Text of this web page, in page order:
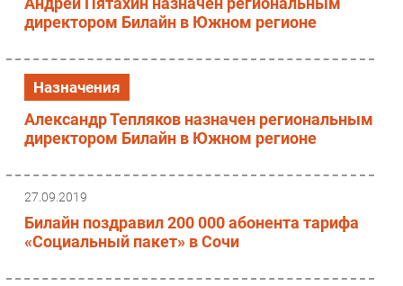
директором Билайн в Южном регионе
Назначения
Александр Тепляков назначен региональным
директором Билайн в Южном регионе
27.09.2019
Билайн поздравил 200 000 абонента тарифа
«Социальный пакет» в Сочи